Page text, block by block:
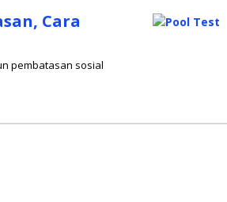
Cara
pembatasan sosial